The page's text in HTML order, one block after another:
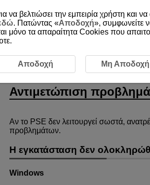
προβλημάτων
Αντιμετώπιση
Αν το PSE δεν λειτουργεί σωστά,
προβλημάτων.
Η εγκατάσταση δεν
Windows
βελτιώσει την εμπειρία χρήστη και να
. Πατώντας «Αποδοχή», συμφωνείτε
μόνο τα απαραίτητα Cookies που
Αποδοχή Μη Αποδοχή